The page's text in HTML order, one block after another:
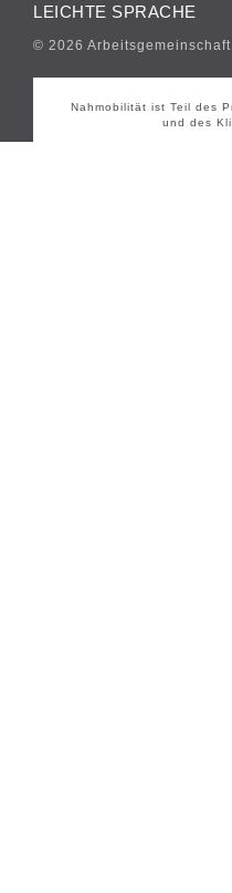
LEICHTE SPRACHE
© 2026
Nahmobilität ist Teil des
und des